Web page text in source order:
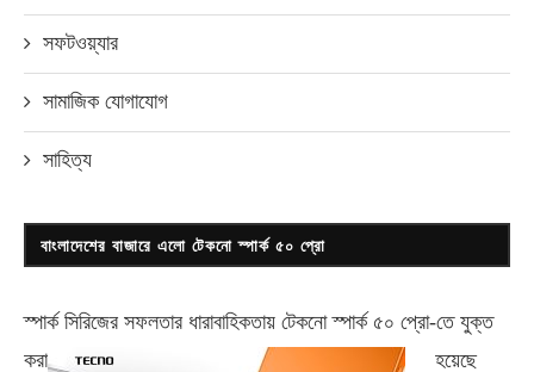
সফটওয়্যার
সামাজিক যোগাযোগ
সাহিত্য
বাংলাদেশের বাজারে এলো টেকনো স্পার্ক ৫০ প্রো
স্পার্ক সিরিজের সফলতার ধারাবাহিকতায় টেকনোস্পার্ক ৫০ প্রো-তে যুক্ত
করা
হয়েছে